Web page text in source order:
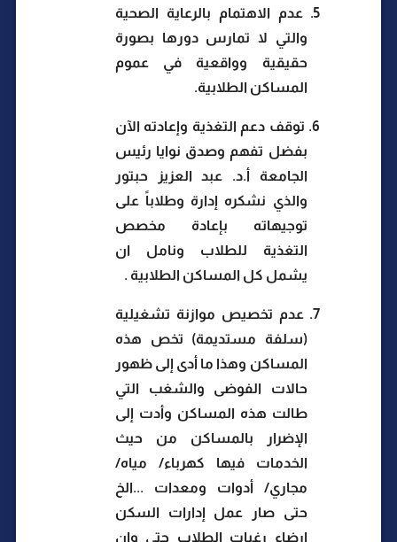
5.
عدم الاهتمام بالرعاية الصحية
والتي لا تمارس دورها بصورة
حقيقية وواقعية في عموم
المساكن الطلابية.
6. توقف دعم التغذية وإعادته الآن
بفضل تفهم وصدق نوايا رئيس
الجامعة أ.د. عبد العزيز حبتور
والذي نشكره إدارة وطلاباً على
توجيهاته بإعادة مخصص
التغذية للطلاب ونامل ان
يشمل كل المساكن الطلابية .
7.
عدم تخصيص موازنة تشغيلية
(سلفة مستديمة) تخص هذه
المساكن وهذا ما أدى إلى ظهور
حالات الفوضى والشغب التي
طالت هذه المساكن وأدت إلى
الإضرار بالمساكن من حيث
الخدمات فيها كهرباء/ مياه/
مجاري/ أدوات ومعدات ...الخ
حتى صار عمل إدارات السكن
إرضاء رغبات الطلاب حتى وإن